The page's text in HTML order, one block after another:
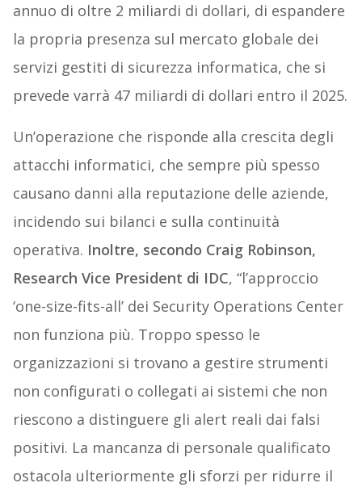
annuo di oltre 2 miliardi di dollari, di espandere
la propria presenza sul mercato globale dei
servizi gestiti di sicurezza informatica, che si
prevede varrà 47 miliardi di dollari entro il 2025.
Un’operazione che risponde alla crescita degli
attacchi informatici, che sempre più spesso
causano danni alla reputazione delle aziende,
incidendo sui bilanci e sulla continuità
operativa. Inoltre, secondo Craig Robinson,
Research Vice President di IDC, “l’approccio
‘one-size-fits-all’ dei Security Operations Center
non funziona più. Troppo spesso le
organizzazioni si trovano a gestire strumenti
non configurati o collegati ai sistemi che non
riescono a distinguere gli alert reali dai falsi
positivi. La mancanza di personale qualificato
ostacola ulteriormente gli sforzi per ridurre il